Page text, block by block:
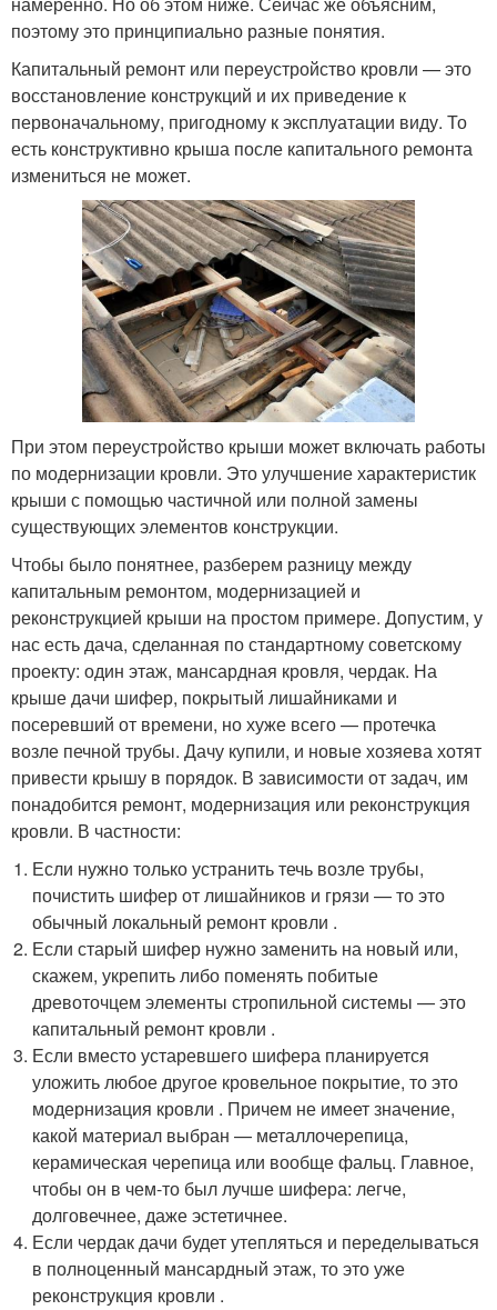
поэтому это принципиально разные понятия.
Капитальный ремонт или переустройство кровли — это
восстановление конструкций и их приведение к
первоначальному, пригодному к эксплуатации виду. То
есть конструктивно крыша после капитального ремонта
измениться не может.
При этом переустройство крыши может включать работы
по модернизации кровли. Это улучшение характеристик
крыши с помощью частичной или полной замены
существующих элементов конструкции.
Чтобы было понятнее, разберем разницу между
капитальным ремонтом, модернизацией и
реконструкцией крыши на простом примере. Допустим, у
нас есть дача, сделанная по стандартному советскому
проекту: один этаж, мансардная кровля, чердак. На
крыше дачи шифер, покрытый лишайниками и
посеревший от времени, но хуже всего — протечка
возле печной трубы. Дачу купили, и новые хозяева хотят
привести крышу в порядок. В зависимости от задач, им
понадобится ремонт, модернизация или реконструкция
кровли. В частности:
Если нужно только устранить течь возле трубы,
почистить шифер от лишайников и грязи — то это
обычный локальный ремонт кровли .
Если старый шифер нужно заменить на новый или,
скажем, укрепить либо поменять побитые
древоточцем элементы стропильной системы — это
капитальный ремонт кровли .
Если вместо устаревшего шифера планируется
уложить любое другое кровельное покрытие, то это
модернизация кровли . Причем не имеет значение,
какой материал выбран — металлочерепица,
керамическая черепица или вообще фальц. Главное,
чтобы он в чем-то был лучше шифера: легче,
долговечнее, даже эстетичнее.
Если чердак дачи будет утепляться и переделываться
в полноценный мансардный этаж, то это уже
реконструкция кровли .